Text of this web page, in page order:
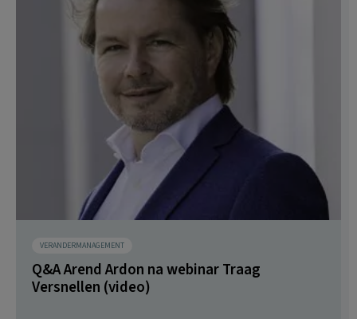
VERANDERMANAGEMENT
Q&A Arend Ardon na webinar Traag
Versnellen (video)